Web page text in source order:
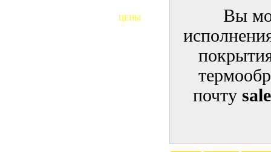
Вы
почту
ЦЕНЫ